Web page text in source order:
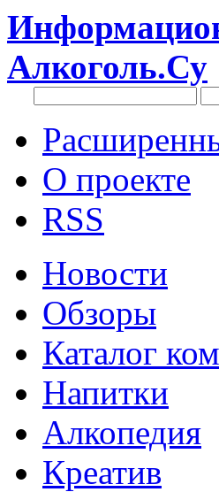
Алкоголь.Су
О проекте
RSS
Новости
Обзоры
Каталог
Напитки
Алкопедия
Креатив